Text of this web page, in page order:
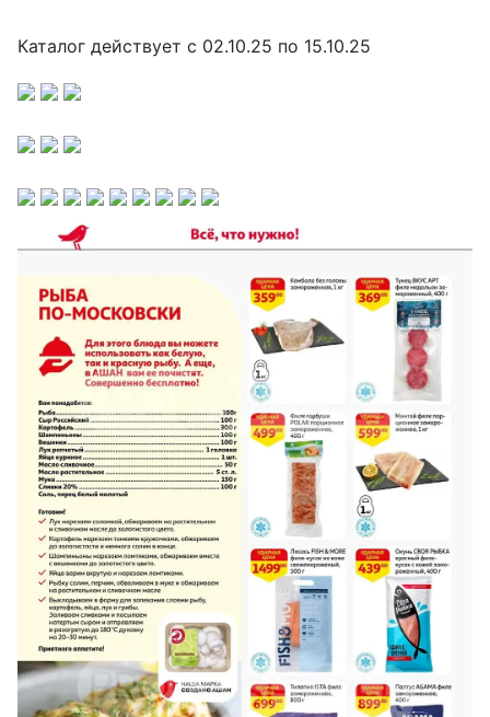
Каталог действует с 02.10.25 по 15.10.25